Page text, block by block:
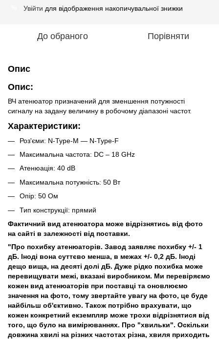
Увійти для відображення накопичувальної знижки
До обраного Порівняти
Опис
Опис:
ВЧ атенюатор призначений для зменшення потужності
сигналу на задану величину в робочому діапазоні частот.
Характеристики:
Роз'єми: N-Type-M — N-Type-F
Максимальна частота: DC – 18 GHz
Атенюація: 40 dB
Максимальна потужність: 50 Вт
Опір: 50 Ом
Тип конструкції: прямий
Фактичний вид атенюатора може відрізнятись від фото
на сайті в залежності від поставки.
"Про похибку атенюаторів. Завод заявляє похибку +/- 1
дБ. Іноді вона суттєво менша, в межах +/- 0,2 дБ. Іноді
дещо вища, на десяті долі дБ. Дуже рідко похибка може
перевищувати межі, вказані виробником. Ми перевіряємо
кожен вид атенюаторів при поставці та оновлюємо
значення на фото, тому звертайте увагу на фото, це буде
найбільш об'єктивно. Також потрібно врахувати, що
кожен конкретний екземпляр може трохи відрізнятися від
того, що було на вимірюваннях. Про "хвильки". Оскільки
довжина хвилі на різних частотах різна, хвиля приходить